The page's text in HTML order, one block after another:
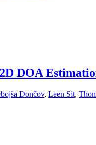
DOA
Dončov, Leen Sit,